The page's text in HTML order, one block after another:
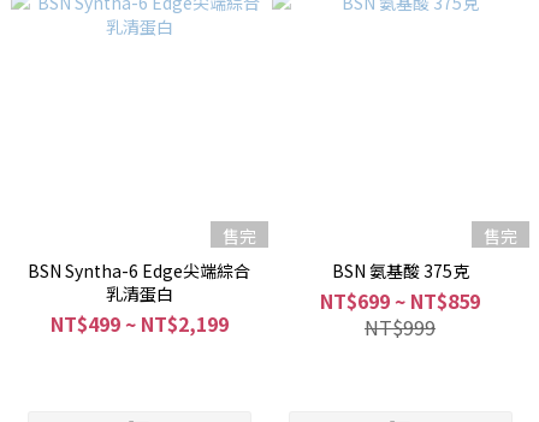
售完
BSN Syntha-6 Edge尖端綜合
乳清蛋白
NT$499 ~ NT$2,199
售完
BSN 氨基酸 375克
NT$699 ~ NT$859
NT$999